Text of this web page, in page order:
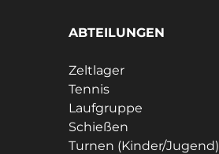
ABTEILUNGEN
Zeltlager
Tennis
Laufgruppe
Schießen
Turnen (Kinder/Jugend)